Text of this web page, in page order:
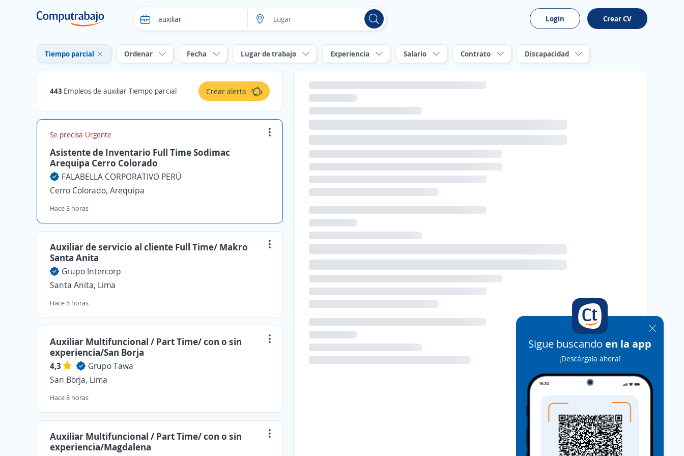
Login Crear CV
Tiempo parcial Ordenar Fecha Lugar de trabajo Experiencia Salario Contrato Discapacidad
443 Empleos de auxiliar Tiempo parcial Crear alerta
Se precisa Urgente
Asistente de Inventario Full Time Sodimac
Arequipa Cerro Colorado
FALABELLA CORPORATIVO PERÚ
Cerro Colorado, Arequipa
Hace 3 horas
Auxiliar de servicio al cliente Full Time/ Makro
Santa Anita
Grupo Intercorp
Santa Anita, Lima
Hace 5 horas
Auxiliar Multifuncional / Part Time/ con o sin
experiencia/San Borja
4,3
Grupo Tawa
San Borja, Lima
Hace 8 horas
Auxiliar Multifuncional / Part Time/ con o sin
experiencia/Magdalena
Sigue buscando en la app
¡Descárgala ahora!